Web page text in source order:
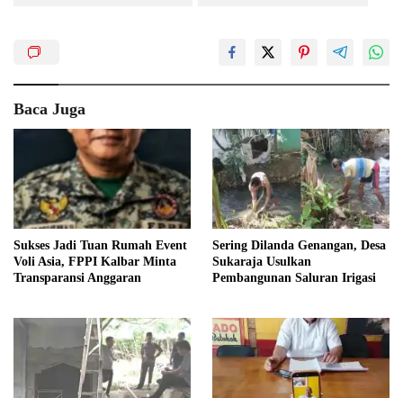
Baca Juga
Sukses Jadi Tuan Rumah Event
Voli Asia, FPPI Kalbar Minta
Transparansi Anggaran
Sering Dilanda Genangan, Desa
Sukaraja Usulkan
Pembangunan Saluran Irigasi